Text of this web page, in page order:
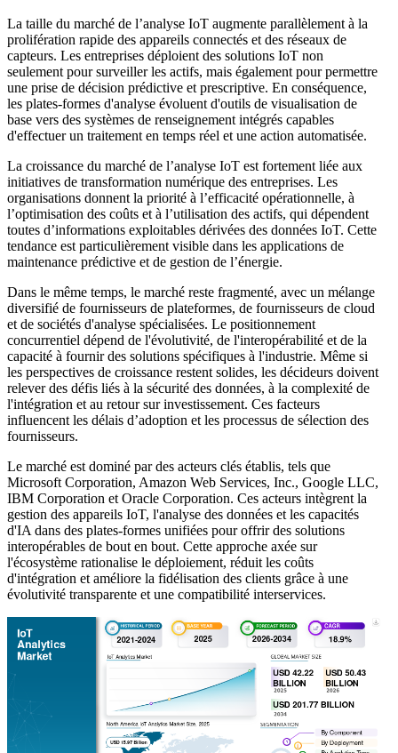
La taille du marché de l’analyse IoT augmente parallèlement à la
prolifération rapide des appareils connectés et des réseaux de
capteurs. Les entreprises déploient des solutions IoT non
seulement pour surveiller les actifs, mais également pour permettre
une prise de décision prédictive et prescriptive. En conséquence,
les plates-formes d'analyse évoluent d'outils de visualisation de
base vers des systèmes de renseignement intégrés capables
d'effectuer un traitement en temps réel et une action automatisée.
La croissance du marché de l’analyse IoT est fortement liée aux
initiatives de transformation numérique des entreprises. Les
organisations donnent la priorité à l’efficacité opérationnelle, à
l’optimisation des coûts et à l’utilisation des actifs, qui dépendent
toutes d’informations exploitables dérivées des données IoT. Cette
tendance est particulièrement visible dans les applications de
maintenance prédictive et de gestion de l’énergie.
Dans le même temps, le marché reste fragmenté, avec un mélange
diversifié de fournisseurs de plateformes, de fournisseurs de cloud
et de sociétés d'analyse spécialisées. Le positionnement
concurrentiel dépend de l'évolutivité, de l'interopérabilité et de la
capacité à fournir des solutions spécifiques à l'industrie. Même si
les perspectives de croissance restent solides, les décideurs doivent
relever des défis liés à la sécurité des données, à la complexité de
l'intégration et au retour sur investissement. Ces facteurs
influencent les délais d’adoption et les processus de sélection des
fournisseurs.
Le marché est dominé par des acteurs clés établis, tels que
Microsoft Corporation, Amazon Web Services, Inc., Google LLC,
IBM Corporation et Oracle Corporation. Ces acteurs intègrent la
gestion des appareils IoT, l'analyse des données et les capacités
d'IA dans des plates-formes unifiées pour offrir des solutions
interopérables de bout en bout. Cette approche axée sur
l'écosystème rationalise le déploiement, réduit les coûts
d'intégration et améliore la fidélisation des clients grâce à une
évolutivité transparente et une compatibilité interservices.